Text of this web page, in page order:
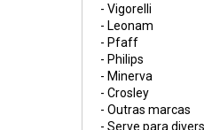
- Vigorelli
- Leonam
- Pfaff
- Philips
- Minerva
- Crosley
- Outras marcas
- Serve para